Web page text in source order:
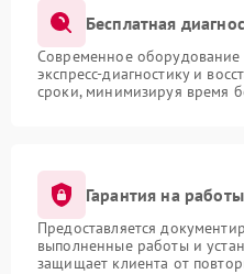
Бесплатная
Современное оборудование
экспресс-диагностику и
сроки, минимизируя время
Гарантия на
Предоставляется
выполненные работы и
защищает клиента от